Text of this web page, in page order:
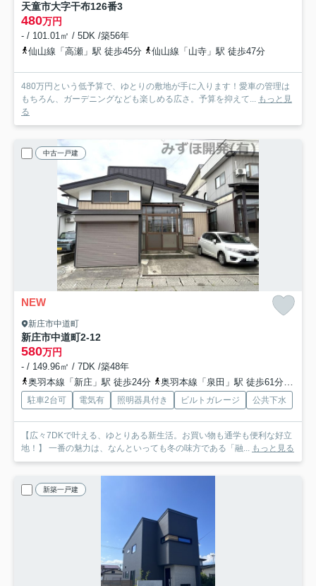
天童市大字干布126番3
480万円
- / 101.01㎡ / 5DK /築56年
仙山線「高瀬」駅 徒歩45分
仙山線「山寺」駅 徒歩47分
480万円という低予算で、ゆとりの敷地が手に入ります！愛車の管理は
もちろん、ガーデニングなども楽しめる広さ。予算を抑えて... もっと見
る
中古一戸建
NEW
新庄市中道町
新庄市中道町2-12
580万円
- / 149.96㎡ / 7DK /築48年
奥羽本線「新庄」駅 徒歩24分
奥羽本線「泉田」駅 徒歩61分
駐車2台可 電気有 照明器具付き ビルトガレージ 公共下水
【広々7DKで叶える、ゆとりある新生活。お買い物も通学も便利な好立
地！】 一番の魅力は、なんといっても冬の味方である「融... もっと見る
新築一戸建